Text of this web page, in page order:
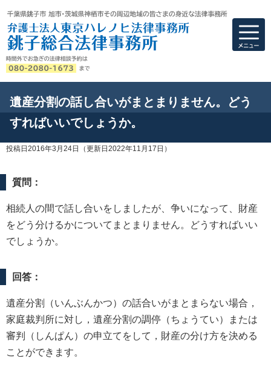
弁護士法人東京
遺産分割の話し合いがまとまりません。どう
すればいいでしょうか。
投稿日2016年3月24日 （更新日2022年11月17日）
質問：
相続人の間で話し合いをしましたが、争いになって、財産
をどう分けるかについてまとまりません。どうすればいい
でしょうか。
回答：
遺産分割（いんぶんかつ）の話合いがまとまらない場合，
家庭裁判所に対し，遺産分割の調停（ちょうてい）または
審判（しんぱん）の申立てをして，財産の分け方を決める
ことができます。